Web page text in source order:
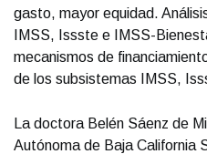
gasto, mayor equidad.
IMSS, Issste e IMSS-
mecanismos de
de los subsistemas IMSS,
La doctora Belén Sáenz de
Autónoma de Baja California